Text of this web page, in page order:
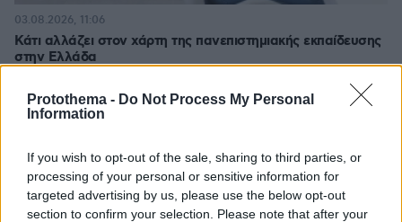
Protothema - Do Not Process My Personal
Information
If you wish to opt-out of the sale, sharing to third parties, or
processing of your personal or sensitive information for
targeted advertising by us, please use the below opt-out
section to confirm your selection. Please note that after your
Κάτι αλλάζει στον χάρτη της πανεπιστημιακής εκπαίδευσης
στην Ελλάδα
03.08.2026, 11:06
Εθνική Τράπεζα: Η κορυφαία επιλογή για τη χρηματοδότηση
30.07.2026, 15:25
Διασκεδάζουμε υπεύθυνα, επιστρέφουμε με ασφάλεια
29.07.2026, 09:39